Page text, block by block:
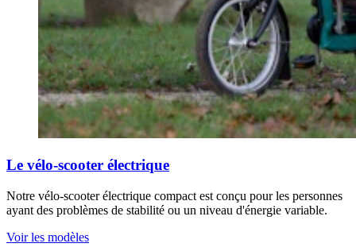
Le vélo-scooter électrique
Notre vélo-scooter électrique compact est conçu pour les personnes
ayant des problèmes de stabilité ou un niveau d'énergie variable.
Voir les modèles